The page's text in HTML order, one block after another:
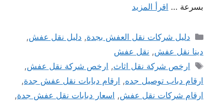
بسرعة … اقرأ المزيد
التصنيفات
دليل شركات نقل العفش بجدة, دليل نقل عفش,
دينا نقل عفش, نقل عفش
الوسوم
ارخص شركة نقل اثاث, ارخص شركة نقل عفش,
ارقام دباب توصيل جده, ارقام دبابات نقل عفش جدة,
ارقام شركات نقل عفش, اسعار دبابات نقل عفش جدة,